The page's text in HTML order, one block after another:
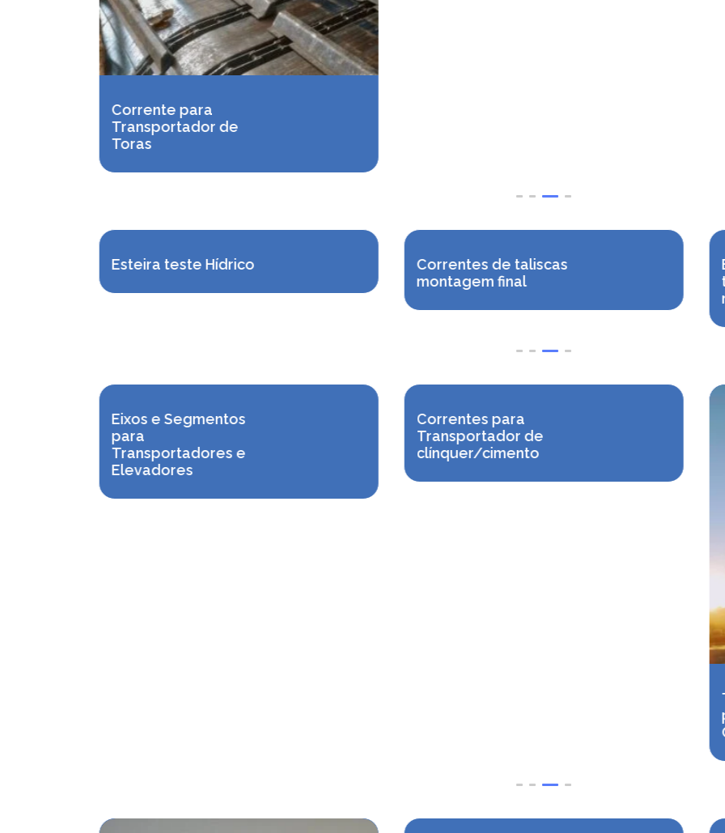
Corrente para
Transportador de
Toras
Esteira teste Hídrico
Correntes de taliscas
montagem final
Eixos e Segmentos
para
Transportadores e
Elevadores
Correntes para
Transportador de
clínquer/cimento